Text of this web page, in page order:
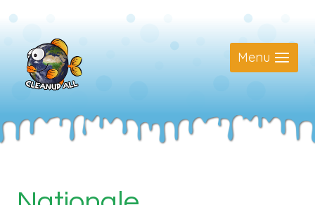
Doorgaan
naar
inhoud
Menu